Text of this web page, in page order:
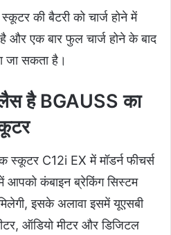
की बैटरी को चार्ज होने में
एक बार फुल चार्ज होने के बाद
जा सकता है।
है BGAUSS का
स्कूटर C12i EX में मॉडर्न फीचर्स
आपको कंबाइन ब्रेकिंग सिस्टम
इसके अलावा इसमें यूएसबी
ऑडियो मीटर और डिजिटल